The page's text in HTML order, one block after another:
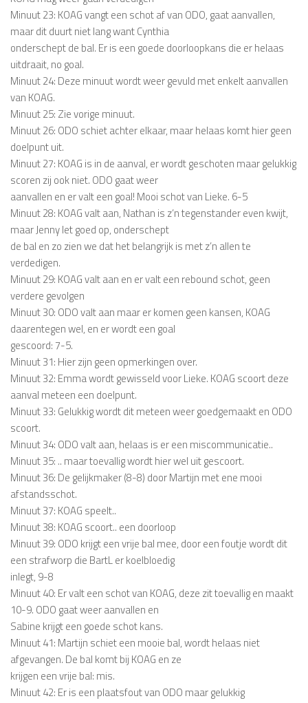
Minuut 23: KOAG vangt een schot af van ODO, gaat aanvallen,
maar dit duurt niet lang want Cynthia
onderschept de bal. Er is een goede doorloopkans die er helaas
uitdraait, no goal.
Minuut 24: Deze minuut wordt weer gevuld met enkelt aanvallen
van KOAG.
Minuut 25: Zie vorige minuut.
Minuut 26: ODO schiet achter elkaar, maar helaas komt hier geen
doelpunt uit.
Minuut 27: KOAG is in de aanval, er wordt geschoten maar gelukkig
scoren zij ook niet. ODO gaat weer
aanvallen en er valt een goal! Mooi schot van Lieke. 6-5
Minuut 28: KOAG valt aan, Nathan is z’n tegenstander even kwijt,
maar Jenny let goed op, onderschept
de bal en zo zien we dat het belangrijk is met z’n allen te
verdedigen.
Minuut 29: KOAG valt aan en er valt een rebound schot, geen
verdere gevolgen
Minuut 30: ODO valt aan maar er komen geen kansen, KOAG
daarentegen wel, en er wordt een goal
gescoord: 7-5.
Minuut 31: Hier zijn geen opmerkingen over.
Minuut 32: Emma wordt gewisseld voor Lieke. KOAG scoort deze
aanval meteen een doelpunt.
Minuut 33: Gelukkig wordt dit meteen weer goedgemaakt en ODO
scoort.
Minuut 34: ODO valt aan, helaas is er een miscommunicatie..
Minuut 35: .. maar toevallig wordt hier wel uit gescoort.
Minuut 36: De gelijkmaker (8-8) door Martijn met ene mooi
afstandsschot.
Minuut 37: KOAG speelt..
Minuut 38: KOAG scoort.. een doorloop
Minuut 39: ODO krijgt een vrije bal mee, door een foutje wordt dit
een strafworp die BartL er koelbloedig
inlegt, 9-8
Minuut 40: Er valt een schot van KOAG, deze zit toevallig en maakt
10-9. ODO gaat weer aanvallen en
Sabine krijgt een goede schot kans.
Minuut 41: Martijn schiet een mooie bal, wordt helaas niet
afgevangen. De bal komt bij KOAG en ze
krijgen een vrije bal: mis.
Minuut 42: Er is een plaatsfout van ODO maar gelukkig